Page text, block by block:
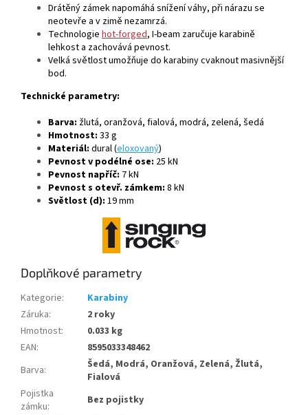
Drátěný zámek napomáhá snížení váhy, při nárazu se
neotevře a v zimě nezamrzá.
Technologie hot-forged, I-beam zaručuje karabině
lehkost a zachovává pevnost.
Velká světlost umožňuje do karabiny cvaknout masivnější
bod.
Technické parametry:
Barva: žlutá, oranžová, fialová, modrá, zelená, šedá
Hmotnost: 33 g
Materiál: dural (eloxovaný)
Pevnost v podélné ose: 25 kN
Pevnost napříč: 7 kN
Pevnost s otevř. zámkem: 8 kN
Světlost (d): 19 mm
Doplňkové parametry
Kategorie:
Karabiny
Záruka:
2 roky
Hmotnost:
0.033 kg
EAN:
8595033348462
Barva:
Šedá, Modrá, Oranžová, Zelená, Žlutá,
Fialová
Pojistka
zámku:
Bez pojistky